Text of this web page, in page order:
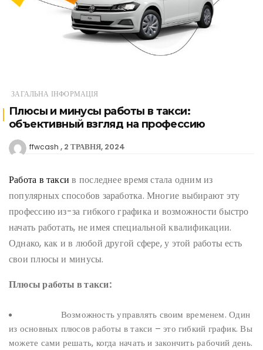
ЗАГАЛЬНА ІНФОРМАЦІЯ
Плюсы и минусы работы в такси:
объективный взгляд на профессию
ffwcash 2 ТРАВНЯ, 2024
Работа в такси в последнее время стала одним из
популярных способов заработка. Многие выбирают эту
профессию из-за гибкого графика и возможности быстро
начать работать, не имея специальной квалификации.
Однако, как и в любой другой сфере, у этой работы есть
свои плюсы и минусы.
Плюсы работы в такси:
Возможность управлять своим временем. Один
из основных плюсов работы в такси – это гибкий график. Вы
можете сами решать, когда начать и закончить рабочий день.